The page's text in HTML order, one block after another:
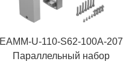
EAMM-U-110-S62-100A-207
Параллельный набор